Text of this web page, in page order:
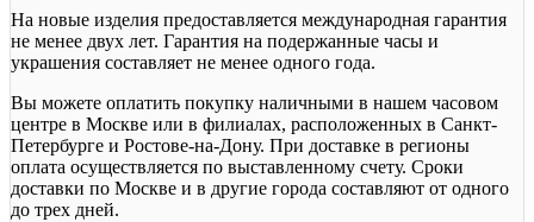
На новые изделия предоставляется международная гарантия
не менее двух лет. Гарантия на подержанные часы и
украшения составляет не менее одного года.
Вы можете оплатить покупку наличными в нашем часовом
центре в Москве или в филиалах, расположенных в Санкт-
Петербурге и Ростове-на-Дону. При доставке в регионы
оплата осуществляется по выставленному счету. Сроки
доставки по Москве и в другие города составляют от одного
до трех дней.